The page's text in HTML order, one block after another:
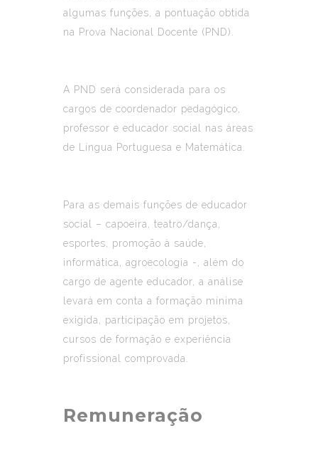
algumas funções, a pontuação obtida
na Prova Nacional Docente (PND).
A PND será considerada para os
cargos de coordenador pedagógico,
professor e educador social nas áreas
de Língua Portuguesa e Matemática.
Para as demais funções de educador
social – capoeira, teatro/dança,
esportes, promoção à saúde,
informática, agroecologia -, além do
cargo de agente educador, a análise
levará em conta a formação mínima
exigida, participação em projetos,
cursos de formação e experiência
profissional comprovada.
Remuneração